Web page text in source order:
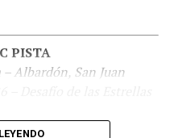
especial
PISTA
Albardón, San Juan
líder del campeonato. La